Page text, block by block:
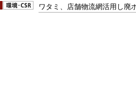
ワタミ、店舗物流網活用し廃